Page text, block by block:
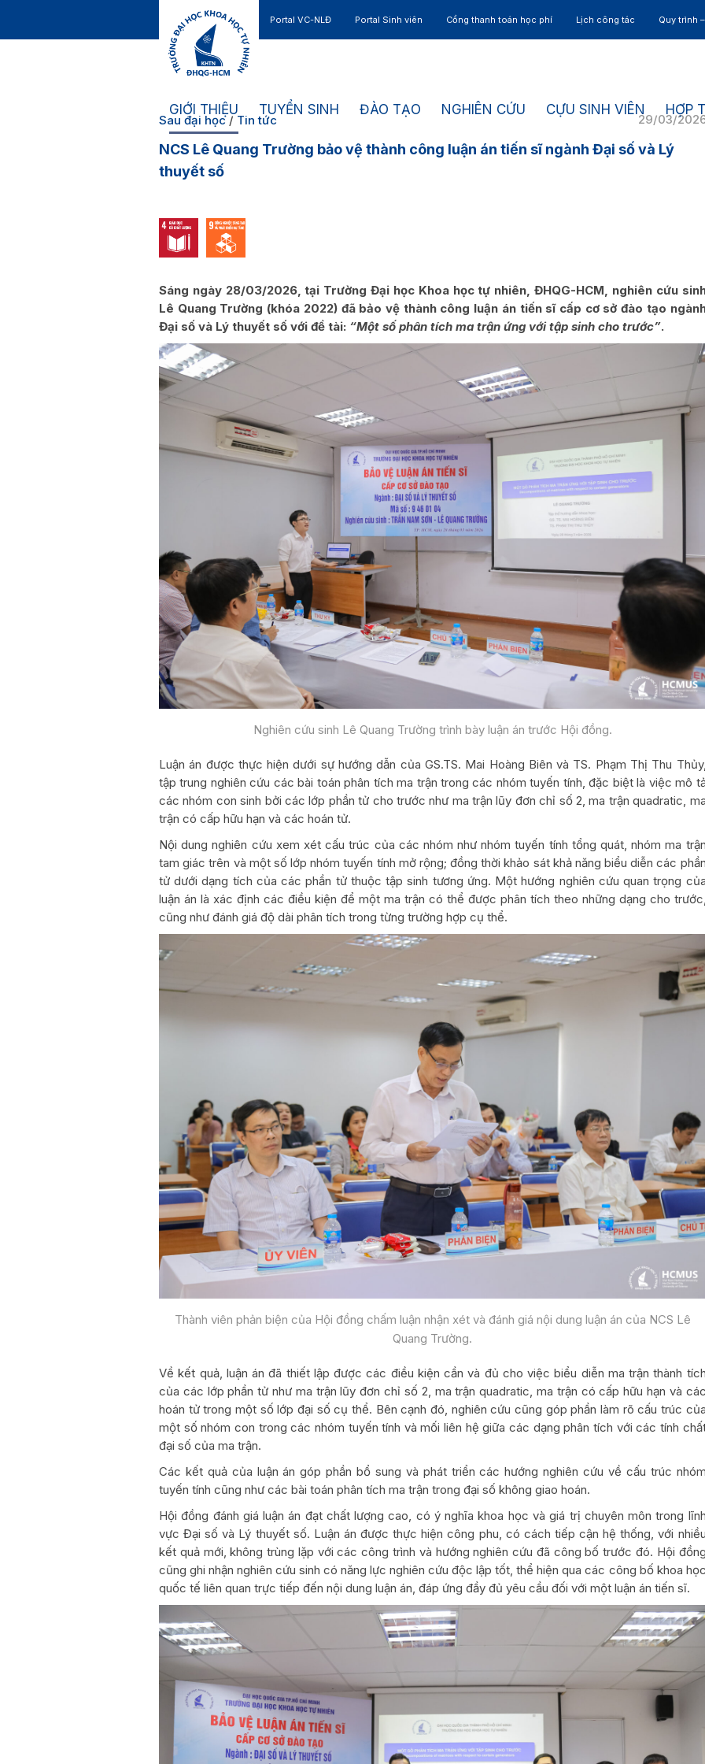
Portal VC-NLĐ Portal Sinh viên Cổng thanh toán học phí Lịch công tác Quy trình
GIỚI THIỆU TUYỂN SINH ĐÀO TẠO NGHIÊN CỨU CỰU SINH VIÊN HỢP
29/03/
Sau đại học/ Tin tức
NCS Lê Quang Trường bảo vệ thành công luận án tiến sĩ ngành Đại số và Lý
thuyết số
Sáng ngày 28/03/2026, tại Trường Đại học Khoa học tự nhiên, ĐHQG-HCM, nghiên cứu
Lê Quang Trường (khóa 2022) đã bảo vệ thành công luận án tiến sĩ cấp cơ sở đào tạo
Đại số và Lý thuyết số với đề tài: “Một số phân tích ma trận ứng với tập sinh cho trước”.
Nghiên cứu sinh Lê Quang Trường trình bày luận án trước Hội đồng.
Luận án được thực hiện dưới sự hướng dẫn của GS.TS. Mai Hoàng Biên và TS. Phạm Thị Thu Thủy,
tập trung nghiên cứu các bài toán phân tích ma trận trong các nhóm tuyến tính, đặc biệt là việc mô
các nhóm con sinh bởi các lớp phần tử cho trước như ma trận lũy đơn chỉ số 2, ma trận quadratic, ma
trận có cấp hữu hạn và các hoán tử.
Nội dung nghiên cứu xem xét cấu trúc của các nhóm như nhóm tuyến tính tổng quát, nhóm ma trận
tam giác trên và một số lớp nhóm tuyến tính mở rộng; đồng thời khảo sát khả năng biểu diễn các phần
tử dưới dạng tích của các phần tử thuộc tập sinh tương ứng. Một hướng nghiên cứu quan trọng của
luận án là xác định các điều kiện để một ma trận có thể được phân tích theo những dạng cho trước,
cũng như đánh giá độ dài phân tích trong từng trường hợp cụ thể.
Thành viên phản biện của Hội đồng chấm luận nhận xét và đánh giá nội dung luận án của NCS Lê
Quang Trường.
Về kết quả, luận án đã thiết lập được các điều kiện cần và đủ cho việc biểu diễn ma trận thành tích
của các lớp phần tử như ma trận lũy đơn chỉ số 2, ma trận quadratic, ma trận có cấp hữu hạn và các
hoán tử trong một số lớp đại số cụ thể. Bên cạnh đó, nghiên cứu cũng góp phần làm rõ cấu trúc của
một số nhóm con trong các nhóm tuyến tính và mối liên hệ giữa các dạng phân tích với các tính
đại số của ma trận.
Các kết quả của luận án góp phần bổ sung và phát triển các hướng nghiên cứu về cấu trúc nhóm
tuyến tính cũng như các bài toán phân tích ma trận trong đại số không giao hoán.
Hội đồng đánh giá luận án đạt chất lượng cao, có ý nghĩa khoa học và giá trị chuyên môn trong lĩnh
vực Đại số và Lý thuyết số. Luận án được thực hiện công phu, có cách tiếp cận hệ thống, với nhiều
kết quả mới, không trùng lặp với các công trình và hướng nghiên cứu đã công bố trước đó. Hội đồng
cũng ghi nhận nghiên cứu sinh có năng lực nghiên cứu độc lập tốt, thể hiện qua các công bố khoa học
quốc tế liên quan trực tiếp đến nội dung luận án, đáp ứng đầy đủ yêu cầu đối với một luận án tiến sĩ.